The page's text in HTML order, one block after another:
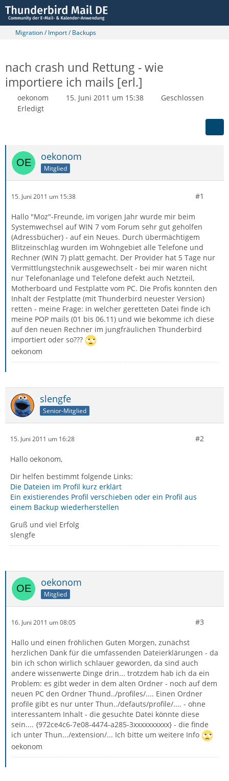
Migration / Import / Backups
nach crash und Rettung - wie
importiere ich mails [erl.]
oekonom 15. Juni 2011 um 15:38
Geschlossen
Erledigt
oekonom
Mitglied
15. Juni 2011 um 15:38 #1
Hallo "Moz"-Freunde, im vorigen Jahr wurde mir beim
Systemwechsel auf WIN 7 vom Forum sehr gut geholfen
(Adressbücher) - auf ein Neues. Durch übermächtigem
Blitzeinschlag wurden im Wohngebiet alle Telefone und
Rechner (WIN 7) platt gemacht. Der Provider hat 5 Tage nur
Vermittlungstechnik ausgewechselt - bei mir waren nicht
nur Telefonanlage und Telefone defekt auch Netzteil,
Motherboard und Festplatte vom PC. Die Profis konnten den
Inhalt der Festplatte (mit Thunderbird neuester Version)
retten - meine Frage: in welcher geretteten Datei finde ich
meine POP mails (01 bis 06.11) und wie bekomme ich diese
auf den neuen Rechner im jungfräulichen Thunderbird
importiert oder so???
oekonom
slengfe
Senior-Mitglied
15. Juni 2011 um 16:28 #2
Hallo oekonom,
Dir helfen bestimmt folgende Links:
Die Dateien im Profil kurz erklärt
Ein existierendes Profil verschieben oder ein Profil aus
einem Backup wiederherstellen
Gruß und viel Erfolg
slengfe
oekonom
Mitglied
16. Juni 2011 um 08:05 #3
Hallo und einen fröhlichen Guten Morgen, zunächst
herzlichen Dank für die umfassenden Dateierklärungen - da
bin ich schon wirlich schlauer geworden, da sind auch
andere wissenwerte Dinge drin... trotzdem hab ich da ein
Problem: es gibt weder in dem alten Ordner - noch auf dem
neuen PC den Ordner Thund../profiles/.... Einen Ordner
profile gibt es nur unter Thun../defauts/profile/.... - ohne
interessantem Inhalt - die gesuchte Datei könnte diese
sein.... {972ce4c6-7e08-4474-a285-3xxxxxxxxxx} - die finde
ich unter Thun.../extension/... Ich bitte um weitere Info
oekonom